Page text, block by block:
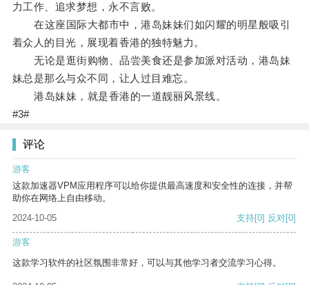
力工作、追求梦想，永不言败。
在这座国际大都市中，港岛妹妹们如闪耀的明星般吸引
着众人的目光，展现着香港的独特魅力。
无论是逛街购物、品尝美食还是参加派对活动，港岛妹
妹总是那么与众不同，让人过目难忘。
港岛妹妹，就是香港的一道靓丽风景线。
#3#
评论
游客
这款加速器VPM应用程序可以给你提供最高速度和安全性的连接，并帮
助你在网络上自由移动。
2024-10-05
支持[0] 反对[0]
游客
这款学习软件的社区氛围非常好，可以与其他学习者交流学习心得。